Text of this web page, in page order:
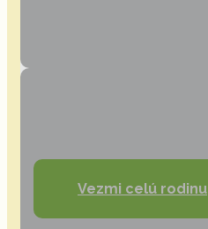
Vezmi celú rodinu